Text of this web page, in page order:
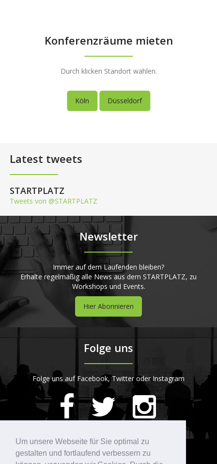
Um unsere Webseite für Sie optimal zu
gestalten und fortlaufend verbessern zu
Konferenzräume mieten
Durch klicken Standort wählen.
Köln Düsseldorf
Latest tweets
STARTPLATZ
Tweets von @STARTPLATZ
Newsletter
Immer auf dem Laufenden bleiben?
Erhalte regelmäßig alle News aus dem STARTPLATZ, zu
Workshops und Events.
Hier Abonnieren
Folge uns
Folge uns auf Facebook, Twitter oder Instagram
STARTPLATZ
420Bewertungen auf ProvenExpert.com
Kontakt